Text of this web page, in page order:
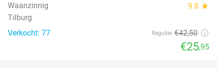
Waanzinnig 9.8 star
Tilburg
Verkocht: 77
Regulier €42,50
€25,95